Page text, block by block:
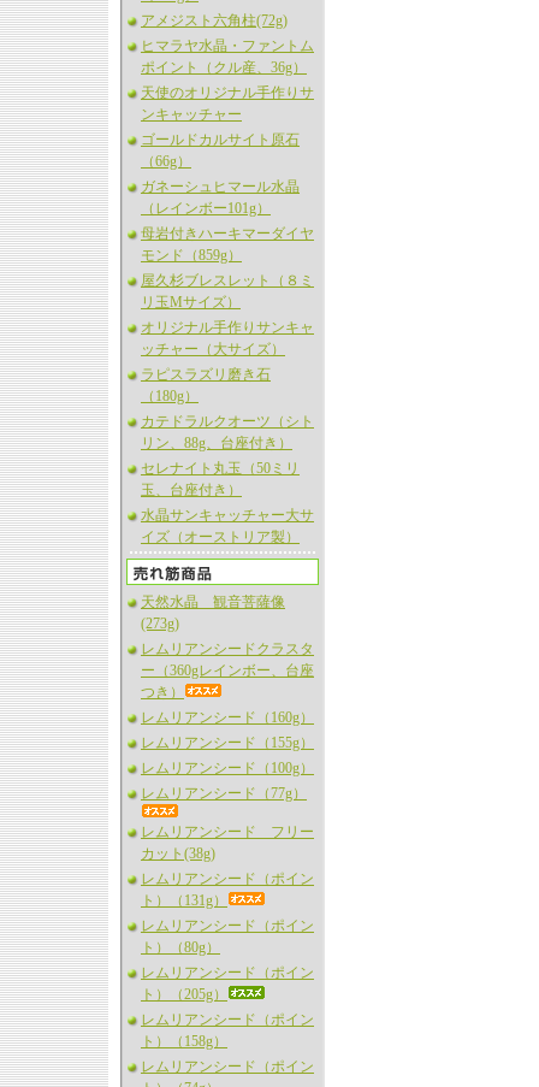
アメジスト六角柱(72g)
ヒマラヤ水晶・ファントム
ポイント（クル産、36g）
天使のオリジナル手作りサ
ンキャッチャー
ゴールドカルサイト原石
（66g）
ガネーシュヒマール水晶
（レインボー101g）
母岩付きハーキマーダイヤ
モンド（859g）
屋久杉ブレスレット（８ミ
リ玉Mサイズ）
オリジナル手作りサンキャ
ッチャー（大サイズ）
ラピスラズリ磨き石
（180g）
カテドラルクオーツ（シト
リン、88g、台座付き）
セレナイト丸玉（50ミリ
玉、台座付き）
水晶サンキャッチャー大サ
イズ（オーストリア製）
天然水晶 観音菩薩像
(273g)
レムリアンシードクラスタ
ー（360gレインボー、台座
つき）
レムリアンシード（160g）
レムリアンシード（155g）
レムリアンシード（100g）
レムリアンシード（77g）
レムリアンシード フリー
カット(38g)
レムリアンシード（ポイン
ト）（131g）
レムリアンシード（ポイン
ト）（80g）
レムリアンシード（ポイン
ト）（205g）
レムリアンシード（ポイン
ト）（158g）
レムリアンシード（ポイン